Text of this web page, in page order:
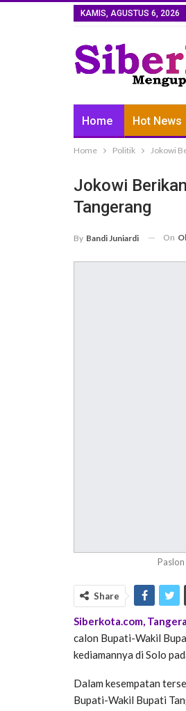
KAMIS, AGUSTUS 6, 2026
Home Hot News
Home Politik Jokowi
Jokowi
Tangerang
By Bandi Juniardi On
Share
Siberkota.com,
calon Bupati-Wakil
kediamannya di Solo
Dalam kesempatan
Bupati-Wakil Bupati